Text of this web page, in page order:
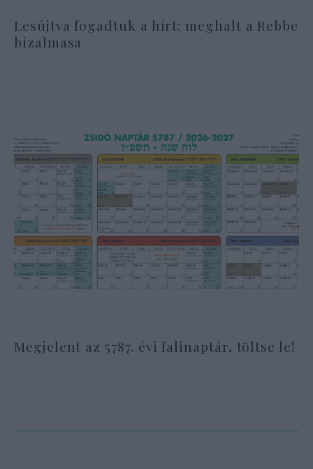
Lesújtva fogadtuk a hírt: meghalt a Rebbe
bizalmasa
Megjelent az 5787. évi falinaptár, töltse le!